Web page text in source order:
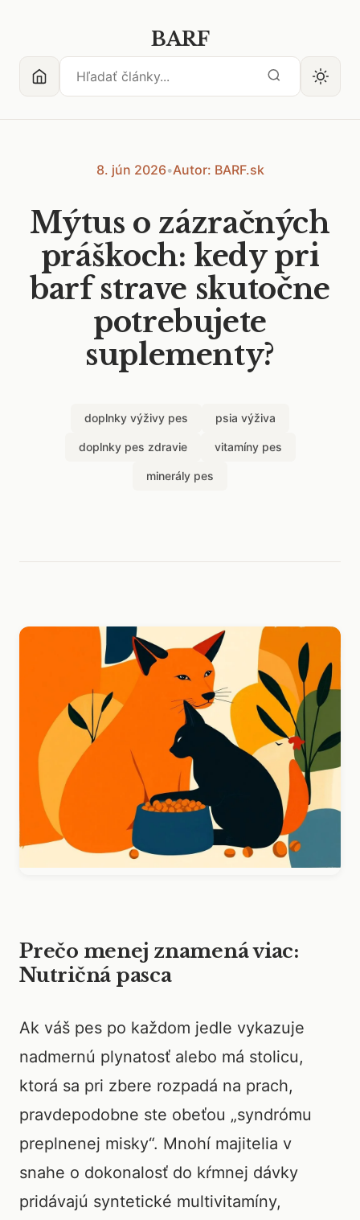
BARF
8. jún 2026•Autor: BARF.sk
Mýtus o zázračných
práškoch: kedy pri
barf strave skutočne
potrebujete
suplementy?
doplnky výživy pes psia výživa
doplnky pes zdravie vitamíny pes
minerály pes
Prečo menej znamená viac:
Nutričná pasca
Ak váš pes po každom jedle vykazuje
nadmernú plynatosť alebo má stolicu,
ktorá sa pri zbere rozpadá na prach,
pravdepodobne ste obeťou „syndrómu
preplnenej misky“. Mnohí majitelia v
snahe o dokonalosť do kŕmnej dávky
pridávajú syntetické multivitamíny,